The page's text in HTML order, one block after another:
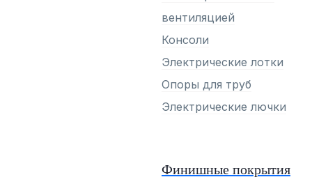
вентиляцией
Консоли
Электрические лотки
Опоры для труб
Электрические лючки
Финишные покрытия